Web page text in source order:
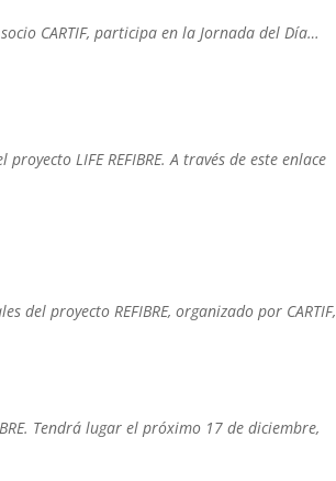
CARTIF, participa en la Jornada del Día…
LIFE REFIBRE. A través de este enlace
del proyecto REFIBRE, organizado por CARTIF,
Tendrá lugar el próximo 17 de diciembre,